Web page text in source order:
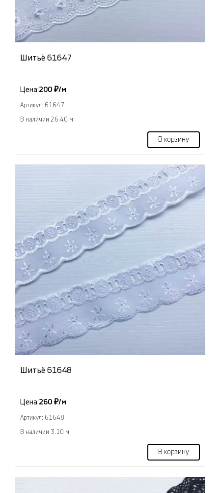
Шитьё 61647
Цена:200 ₽/м
Артикул: 61647
В наличии 26.40 м
В корзину
Шитьё 61648
Цена:260 ₽/м
Артикул: 61648
В наличии 3.10 м
В корзину